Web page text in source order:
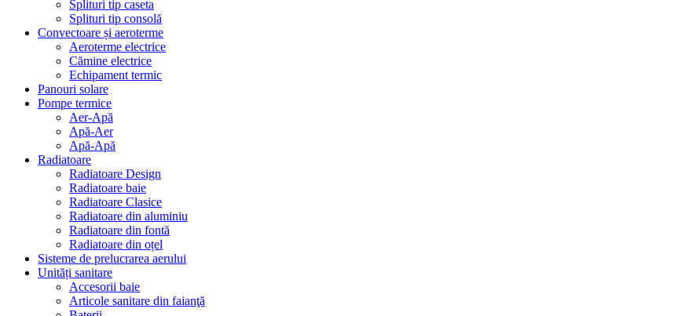
Splituri tip caseta
Splituri tip consolă
Convectoare și aeroterme
Aeroterme electrice
Cămine electrice
Echipament termic
Panouri solare
Pompe termice
Aer-Apă
Apă-Aer
Apă-Apă
Radiatoare
Radiatoare Design
Radiatoare baie
Radiatoare Clasice
Radiatoare din aluminiu
Radiatoare din fontă
Radiatoare din oțel
Sisteme de prelucrarea aerului
Unități sanitare
Accesorii baie
Articole sanitare din faianţă